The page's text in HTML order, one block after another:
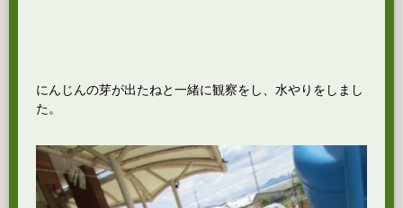
にんじんの芽が出たねと一緒に観察をし、水やりをしまし
た。